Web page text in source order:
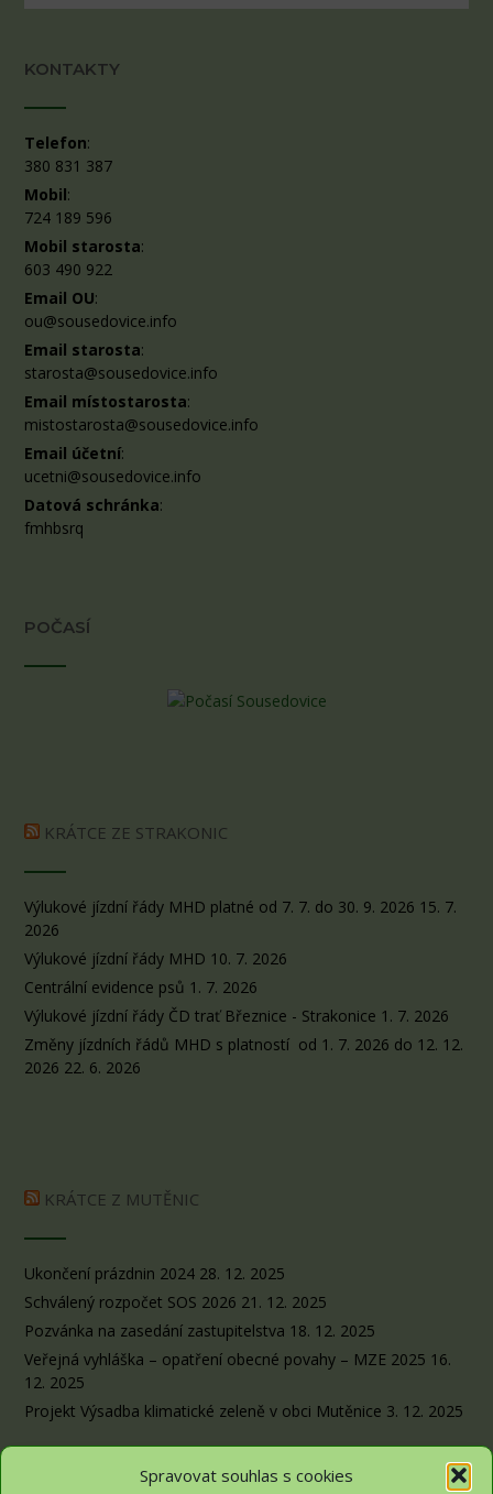
Spravovat souhlas s cookies
KONTAKTY
Telefon:
380 831 387
Mobil:
724 189 596
Mobil starosta:
603 490 922
Email OU:
ou@sousedovice.info
Email starosta:
starosta@sousedovice.info
Email místostarosta:
mistostarosta@sousedovice.info
Email účetní:
ucetni@sousedovice.info
Datová schránka:
fmhbsrq
POČASÍ
KRÁTCE ZE STRAKONIC
Výlukové jízdní řády MHD platné od 7. 7. do 30. 9. 2026 15. 7.
2026
Výlukové jízdní řády MHD 10. 7. 2026
Centrální evidence psů 1. 7. 2026
Výlukové jízdní řády ČD trať Březnice - Strakonice 1. 7. 2026
Změny jízdních řádů MHD s platností od 1. 7. 2026 do 12. 12.
2026 22. 6. 2026
KRÁTCE Z MUTĚNIC
Ukončení prázdnin 2024 28. 12. 2025
Schválený rozpočet SOS 2026 21. 12. 2025
Pozvánka na zasedání zastupitelstva 18. 12. 2025
Veřejná vyhláška – opatření obecné povahy – MZE 2025 16.
12. 2025
Projekt Výsadba klimatické zeleně v obci Mutěnice 3. 12. 2025